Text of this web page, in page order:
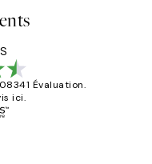
Évaluation.
ici.